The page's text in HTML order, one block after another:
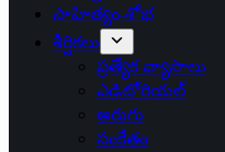
సాహిత్యం-శోభ
శీర్షికలు
ప్రత్యేక వ్యాసాలు
ఎడిటోరియల్
అరుగు
సంకేతం